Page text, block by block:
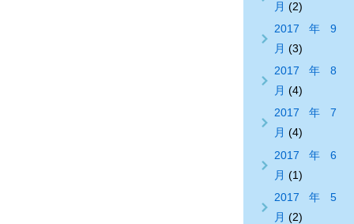
月 (2)
2017年9
月 (3)
2017年8
月 (4)
2017年7
月 (4)
2017年6
月 (1)
2017年5
月 (2)